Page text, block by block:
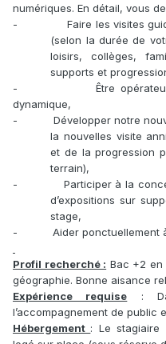
numériques. En détail, vous
-
Faire les visites
(selon la durée de
loisirs, collèges,
supports et
-
Être
dynamique,
-
Développer notre
la nouvelles visite
et de la progression
terrain),
-
Participer à la
d’expositions sur
stage,
-
Aider ponctuellement
Profil recherché : Bac +2
géographie. Bonne aisance
Expérience requise :
l’accompagnement de public
Hébergement : Le stagiaire